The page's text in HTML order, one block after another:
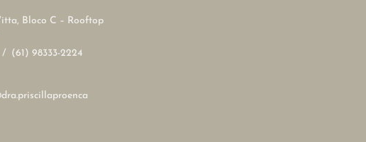
Bloco C – Rooftop
/ (61) 98333-2224